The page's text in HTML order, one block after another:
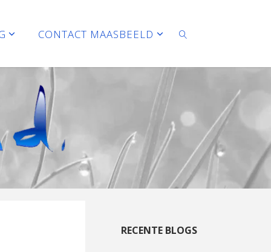
CONTACT MAASBEELD
RECENTE BLOGS